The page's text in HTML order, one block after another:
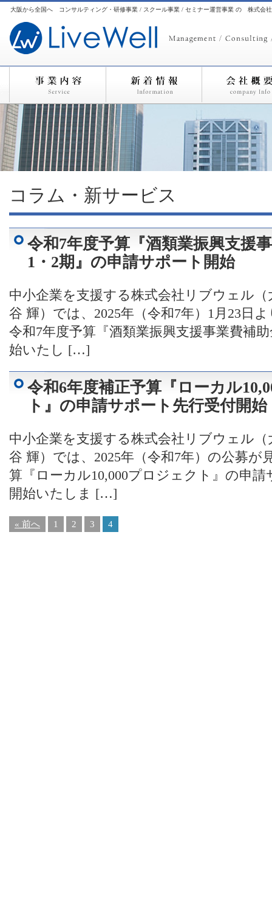
大阪から全国へ コンサルティング・研修事業 / スクール事業 / セミナー運営事業 の 株式会
コラム・新サービス
令和7年度予算『酒類業振興支援
1・2期』の申請サポート開始
中小企業を支援する株式会社リブウェル
谷 輝）では、2025年（令和7年）1月23日
令和7年度予算『酒類業振興支援事業費補
始いたし […]
令和6年度補正予算『ローカル
ト』の申請サポート先行受付開始
中小企業を支援する株式会社リブウェル
谷 輝）では、2025年（令和7年）の公募が
算『ローカル10,000プロジェクト』の申
開始いたしま […]
« 前へ 1 2 3 4